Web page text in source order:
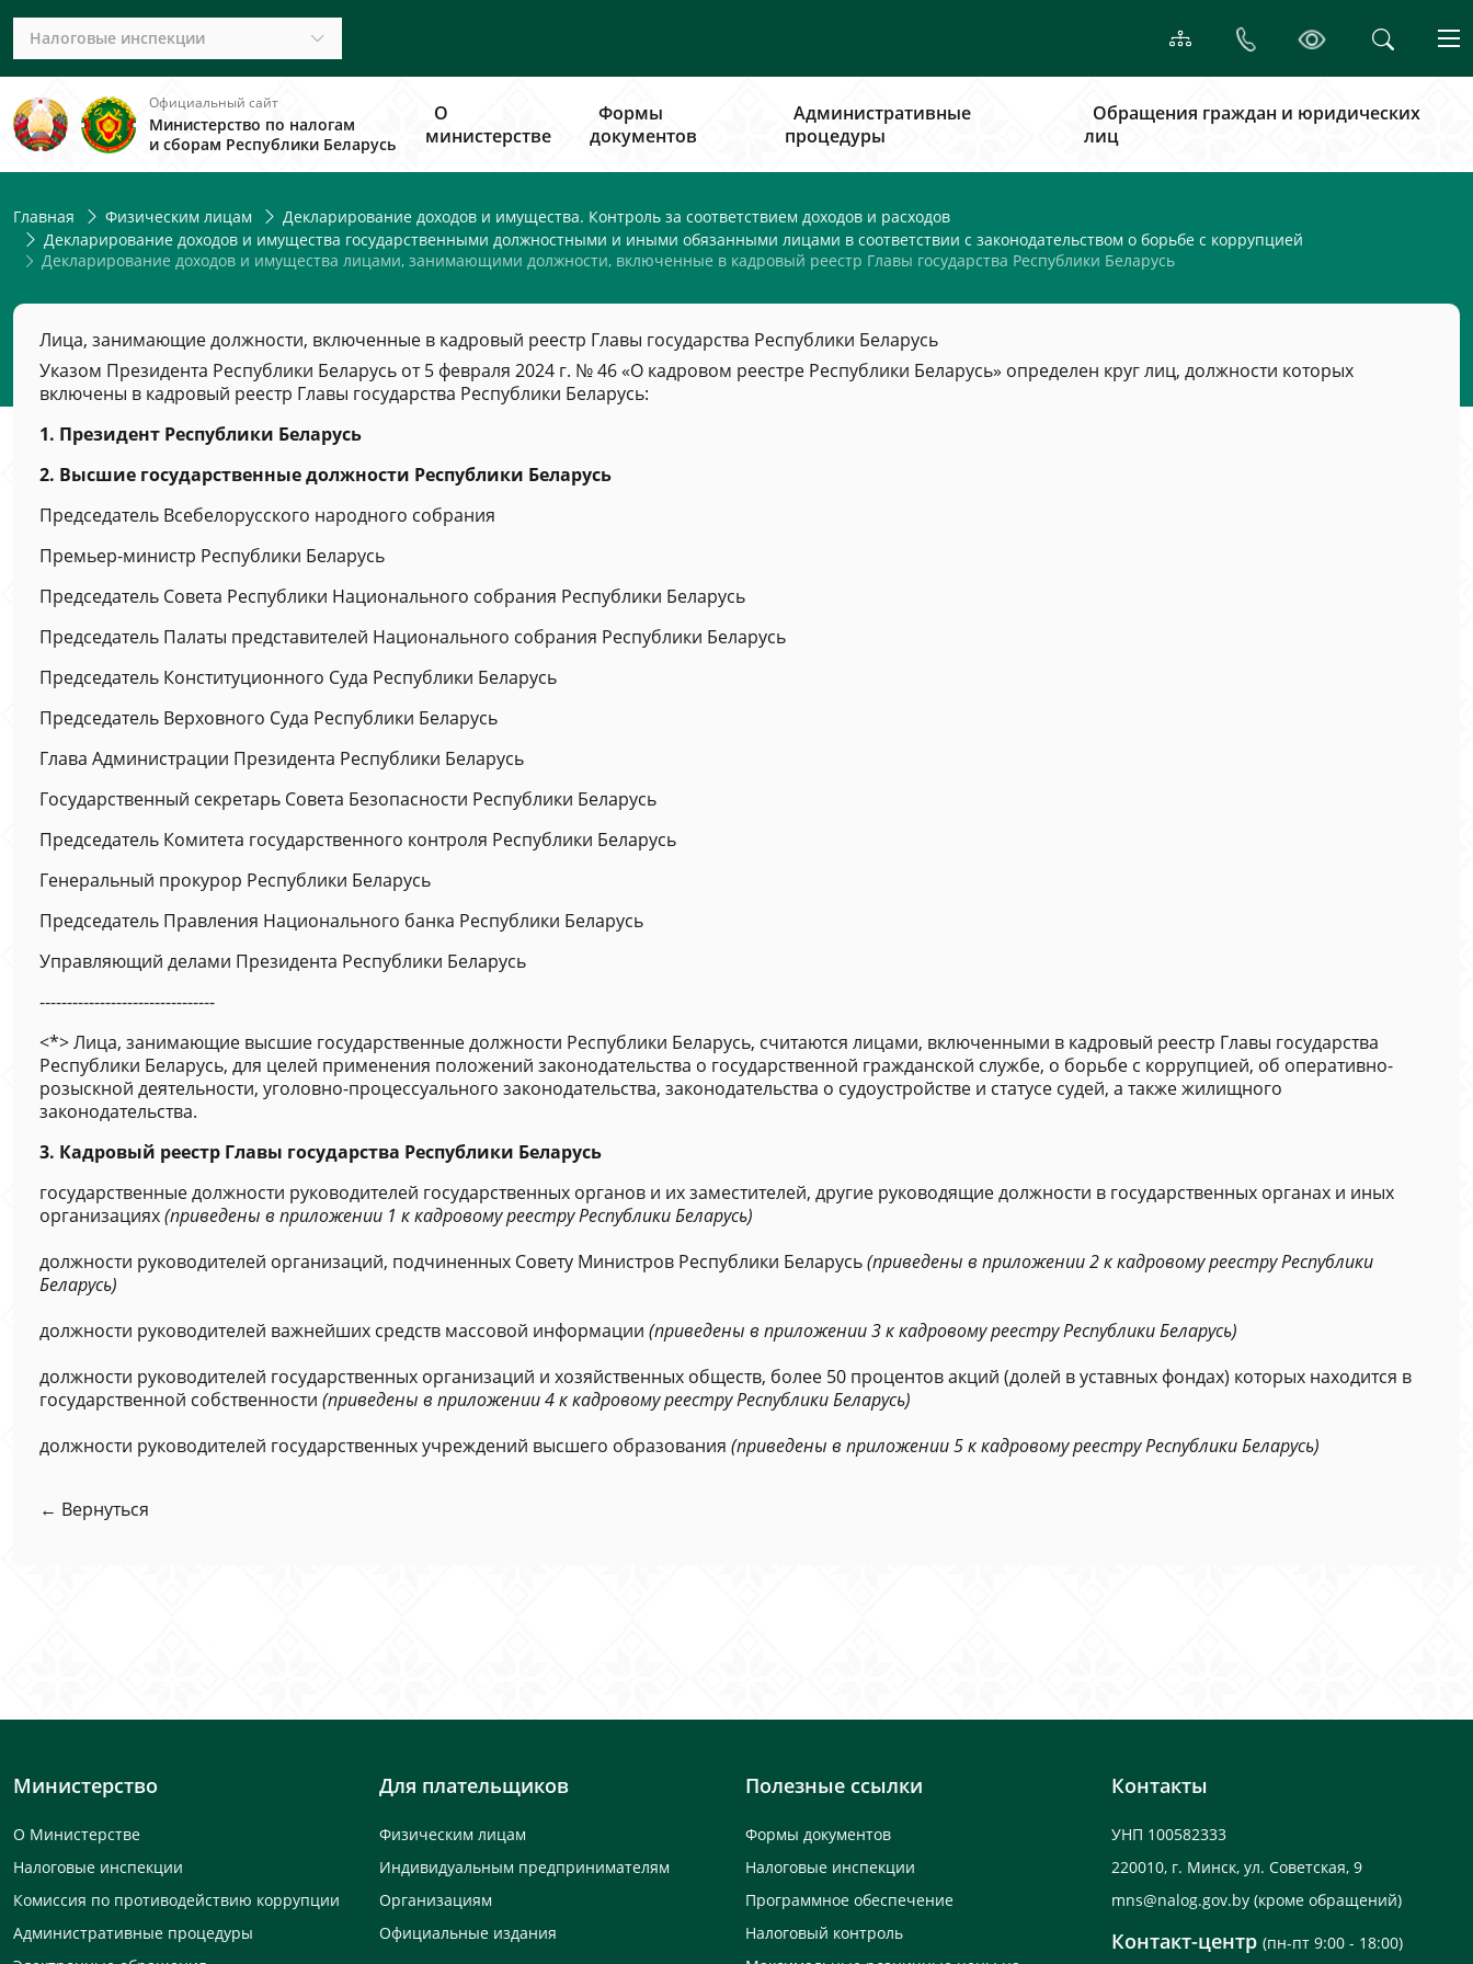
Налоговые инспекции
Официальный сайт
Министерство по налогам
и сборам Республики Беларусь
О
министерстве
Формы
документов
Административные
процедуры
Обращения граждан и юридических
лиц
Главная Физическим лицам
Декларирование доходов и имущества. Контроль за соответствием доходов и расходов
Декларирование доходов и имущества государственными должностными и иными обязанными лицами в соответствии с законодательством о борьбе с коррупцией
Декларирование доходов и имущества лицами, занимающими должности, включенные в кадровый реестр Главы государства Республики Беларусь
Лица, занимающие должности, включенные в кадровый реестр Главы государства Республики Беларусь
Указом Президента Республики Беларусь от 5 февраля 2024 г. № 46 «О кадровом реестре Республики Беларусь» определен круг лиц, должности которых
включены в кадровый реестр Главы государства Республики Беларусь:
1. Президент Республики Беларусь
2. Высшие государственные должности Республики Беларусь
Председатель Всебелорусского народного собрания
Премьер-министр Республики Беларусь
Председатель Совета Республики Национального собрания Республики Беларусь
Председатель Палаты представителей Национального собрания Республики Беларусь
Председатель Конституционного Суда Республики Беларусь
Председатель Верховного Суда Республики Беларусь
Глава Администрации Президента Республики Беларусь
Государственный секретарь Совета Безопасности Республики Беларусь
Председатель Комитета государственного контроля Республики Беларусь
Генеральный прокурор Республики Беларусь
Председатель Правления Национального банка Республики Беларусь
Управляющий делами Президента Республики Беларусь
--------------------------------
<*> Лица, занимающие высшие государственные должности Республики Беларусь, считаются лицами, включенными в кадровый реестр Главы государства
Республики Беларусь, для целей применения положений законодательства о государственной гражданской службе, о борьбе с коррупцией, об оперативно-
розыскной деятельности, уголовно-процессуального законодательства, законодательства о судоустройстве и статусе судей, а также жилищного
законодательства.
3. Кадровый реестр Главы государства Республики Беларусь
государственные должности руководителей государственных органов и их заместителей, другие руководящие должности в государственных органах и иных
организациях(приведены в приложении 1 к кадровому реестру Республики Беларусь)
должности руководителей организаций, подчиненных Совету Министров Республики Беларусь(приведены в приложении 2 к кадровому реестру Республики
Беларусь)
должности руководителей важнейших средств массовой информации (приведены в приложении 3 к кадровому реестру Республики Беларусь)
должности руководителей государственных организаций и хозяйственных обществ, более 50 процентов акций (долей в уставных фондах) которых находится в
государственной собственности (приведены в приложении 4 к кадровому реестру Республики Беларусь)
должности руководителей государственных учреждений высшего образования (приведены в приложении 5 к кадровому реестру Республики Беларусь)
← Вернуться
Министерство
О Министерстве
Налоговые инспекции
Комиссия по противодействию коррупции
Административные процедуры
Для плательщиков
Физическим лицам
Индивидуальным предпринимателям
Организациям
Официальные издания
Полезные ссылки
Формы документов
Налоговые инспекции
Программное обеспечение
Налоговый контроль
Контакты
УНП 100582333
220010, г. Минск, ул. Советская, 9
mns@nalog.gov.by (кроме обращений)
Контакт-центр (пн-пт 9:00 - 18:00)